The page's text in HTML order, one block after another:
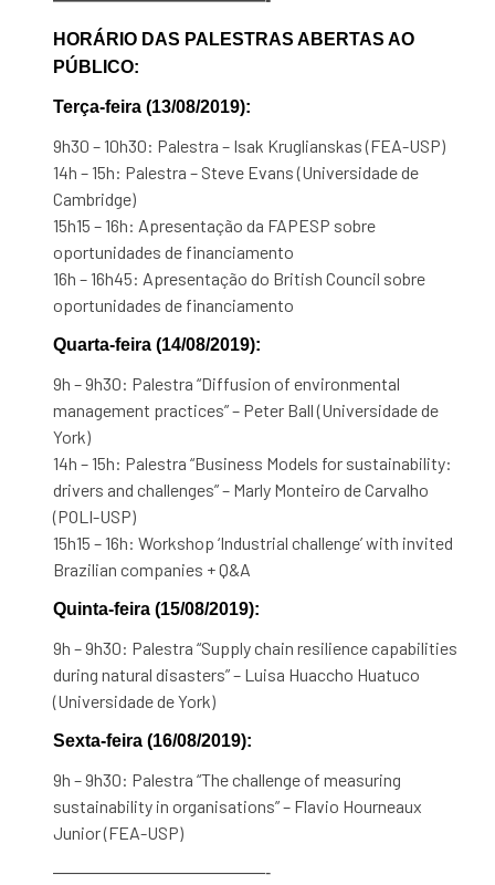
HORÁRIO DAS PALESTRAS ABERTAS AO
PÚBLICO:
Terça-feira (13/08/2019):
9h30 – 10h30: Palestra – Isak Kruglianskas (FEA-USP)
14h – 15h: Palestra – Steve Evans (Universidade de
Cambridge)
15h15 – 16h: Apresentação da FAPESP sobre
oportunidades de financiamento
16h – 16h45: Apresentação do British Council sobre
oportunidades de financiamento
Quarta-feira (14/08/2019):
9h – 9h30: Palestra “Diffusion of environmental
management practices” – Peter Ball (Universidade de
York)
14h – 15h: Palestra “Business Models for sustainability:
drivers and challenges” – Marly Monteiro de Carvalho
(POLI-USP)
15h15 – 16h: Workshop ‘Industrial challenge’ with invited
Brazilian companies + Q&A
Quinta-feira (15/08/2019):
9h – 9h30: Palestra “Supply chain resilience capabilities
during natural disasters” – Luisa Huaccho Huatuco
(Universidade de York)
Sexta-feira (16/08/2019):
9h – 9h30: Palestra “The challenge of measuring
sustainability in organisations” – Flavio Hourneaux
Junior (FEA-USP)
————————————-